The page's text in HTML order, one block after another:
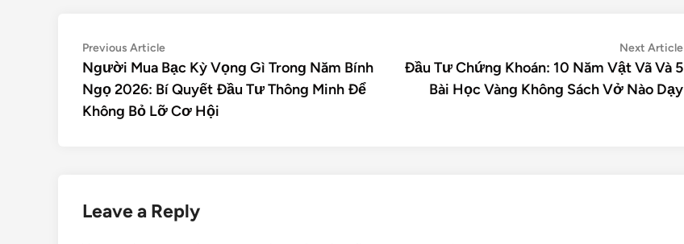
Previous Article
Người Mua Bạc Kỳ Vọng Gì Trong Năm Bính
Ngọ 2026: Bí Quyết Đầu Tư Thông Minh Để
Không Bỏ Lỡ Cơ Hội
Next Article
Đầu Tư Chứng Khoán: 10 Năm Vật Vã Và 5
Bài Học Vàng Không Sách Vở Nào Dạy
Leave a Reply